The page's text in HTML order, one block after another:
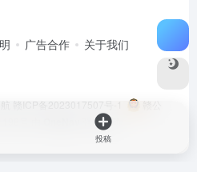
广告合作 关于我们
赣ICP备2023017507号-1
赣公
号
强力驱动
投稿